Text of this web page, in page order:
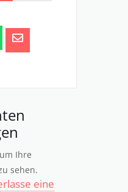
Ihre
sehen.
eine